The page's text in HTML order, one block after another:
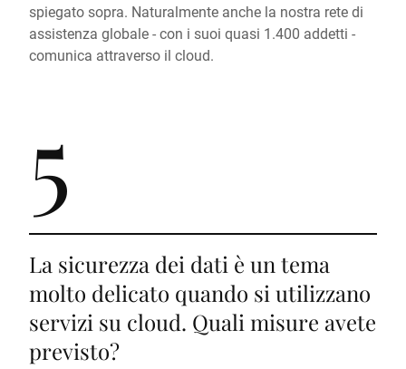
spiegato sopra. Naturalmente anche la nostra rete di
assistenza globale - con i suoi quasi 1.400 addetti -
comunica attraverso il cloud.
5
La sicurezza dei dati è un tema
molto delicato quando si utilizzano
servizi su cloud. Quali misure avete
previsto?